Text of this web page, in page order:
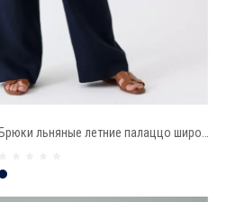
Тёмно-синий